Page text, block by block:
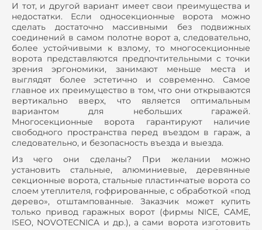
И тот, и другой вариант имеет свои преимущества и
недостатки. Если односекционные ворота можно
сделать достаточно массивными без подвижных
соединений в самом полотне ворот а, следовательно,
более устойчивыми к взлому, то многосекционные
ворота представляются предпочтительными с точки
зрения эргономики, занимают меньше места и
выглядят более эстетично и современно. Самое
главное их преимущество в том, что они открываются
вертикально вверх, что является оптимальным
вариантом для небольших гаражей.
Многосекционные ворота гарантируют наличие
свободного пространства перед въездом в гараж, а
следовательно, и безопасность въезда и выезда.
Из чего они сделаны? При желании можно
установить стальные, алюминиевые, деревянные
секционные ворота, стальные пластинчатые ворота со
слоем утеплителя, гофрированные, с обработкой «под
дерево», отштампованные. Заказчик может купить
только привод гаражных ворот (фирмы NICE, CAME,
ISEO, NOVOTECNICA и др.), а сами ворота изготовить